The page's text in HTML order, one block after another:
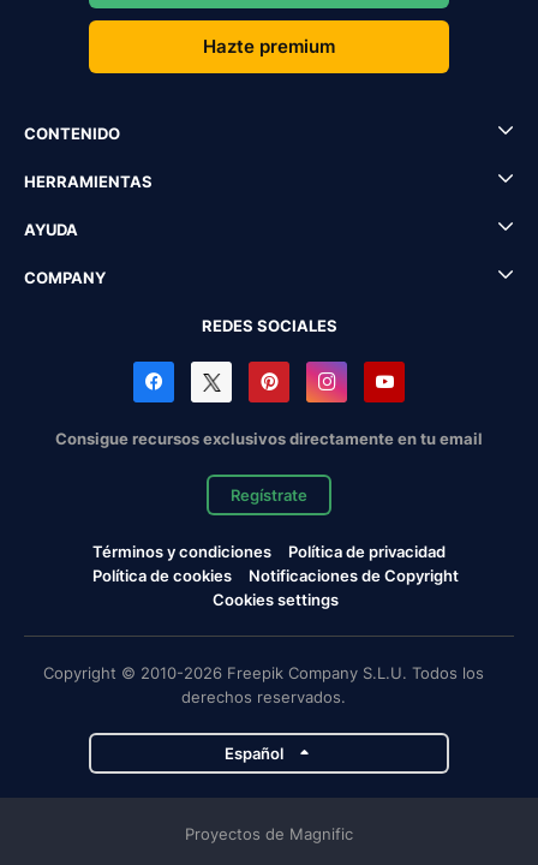
Hazte premium
CONTENIDO
HERRAMIENTAS
AYUDA
COMPANY
REDES SOCIALES
Consigue recursos exclusivos directamente en tu email
Regístrate
Términos y condiciones
Política de privacidad
Política de cookies
Notificaciones de Copyright
Cookies settings
Copyright © 2010-2026 Freepik Company S.L.U. Todos los
derechos reservados.
Español
Proyectos de Magnific